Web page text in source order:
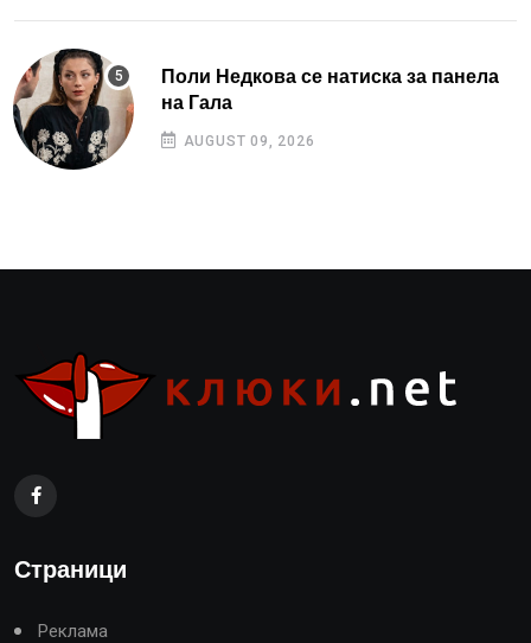
Поли Недкова се натиска за панела
на Гала
AUGUST 09, 2026
Страници
Реклама